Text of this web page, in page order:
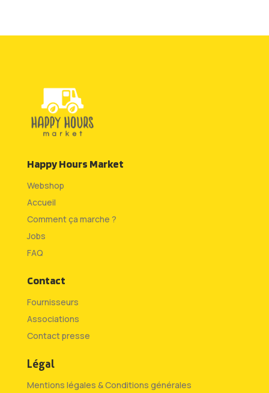
Happy Hours Market
Webshop
Accueil
Comment ça marche ?
Jobs
FAQ
Contact
Fournisseurs
Associations
Contact presse
Légal
Mentions légales & Conditions générales